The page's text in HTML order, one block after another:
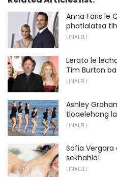
Anna Faris le
phatlalatsa
LINALELI
Lerato le
Tim Burton
LINALELI
Ashley
tloaelehang
LINALELI
Sofia Vergara
sekhahla!
LINALELI